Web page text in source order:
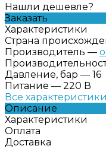
Нашли дешевле?
Заказать
Характеристики
Страна
Производитель —
Давление, бар — 16
Питание — 220 В
Все характеристики
Описание
Характеристики
Оплата
Доставка